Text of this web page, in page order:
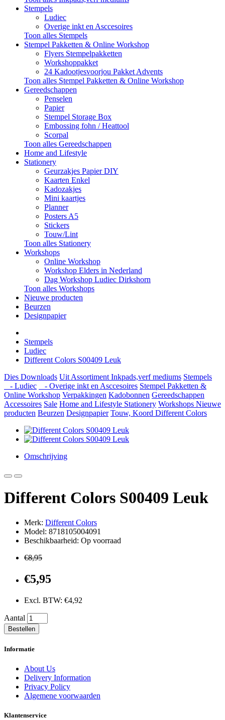
Stempels
Ludiec
Overige inkt en Asccesoires
Toon alles Stempels
Stempel Pakketten & Online Workshop
Flyers Stempelpakketten
Workshoppakket
24 Kadootjesvoorjou Pakket Advents
Toon alles Stempel Pakketten & Online Workshop
Gereedschappen
Penselen
Papier
Stempel Storage Box
Embossing fohn / Heattool
Scorpal
Toon alles Gereedschappen
Home and Lifestyle
Stationery
Geurzakjes Papier DIY
Kaarten Enkel
Kadozakjes
Mini kaartjes
Planner
Posters A5
Stickers
Touw/Lint
Toon alles Stationery
Workshops
Online Workshop
Workshop Elders in Nederland
Dag Workshop Ludiec Dirkshorn
Toon alles Workshops
Nieuwe producten
Beurzen
Designpapier
Stempels
Ludiec
Different Colors S00409 Leuk
Dies Downloads Uit Assortiment Inkpads,verf mediums Stempels
- Ludiec
- Overige inkt en Asccesoires Stempel Pakketten &
Online Workshop Verpakkingen Kadobonnen Gereedschappen
Accessoires Sale Home and Lifestyle Stationery Workshops Nieuwe
producten Beurzen Designpapier Touw, Koord Different Colors
Omschrijving
Different Colors S00409 Leuk
Merk: Different Colors
Model: 8718105004091
Beschikbaarheid: Op voorraad
€8,95
€5,95
Excl. BTW: €4,92
Aantal
Bestellen
Informatie
About Us
Delivery Information
Privacy Policy
Algemene voorwaarden
Klantenservice